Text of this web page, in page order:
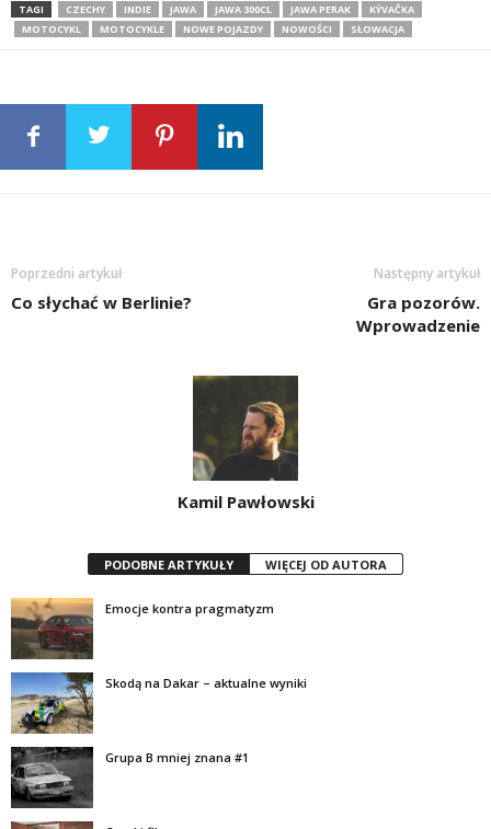
TAGI CZECHY INDIE JAWA JAWA 300CL JAWA PERAK
KÝVAČKA
MOTOCYKL
MOTOCYKLE NOWE POJAZDY NOWOŚCI SŁOWACJA
Poprzedni artykuł
Co słychać w Berlinie?
Następny artykuł
Gra pozorów.
Wprowadzenie
Kamil Pawłowski
PODOBNE ARTYKUŁY WIĘCEJ OD AUTORA
Emocje kontra pragmatyzm
Skodą na Dakar – aktualne wyniki
Grupa B mniej znana #1